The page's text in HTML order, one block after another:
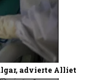
advierte Alliet